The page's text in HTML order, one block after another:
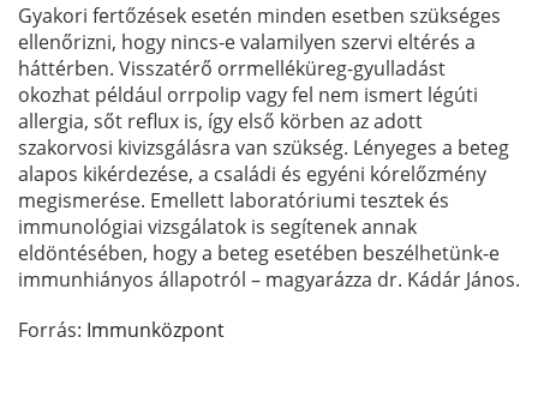
Gyakori fertőzések esetén minden esetben szükséges
ellenőrizni, hogy nincs-e valamilyen szervi eltérés a
háttérben. Visszatérő orrmelléküreg-gyulladást
okozhat például orrpolip vagy fel nem ismert légúti
allergia, sőt reflux is, így első körben az adott
szakorvosi kivizsgálásra van szükség. Lényeges a beteg
alapos kikérdezése, a családi és egyéni kórelőzmény
megismerése. Emellett laboratóriumi tesztek és
immunológiai vizsgálatok is segítenek annak
eldöntésében, hogy a beteg esetében beszélhetünk-e
immunhiányos állapotról – magyarázza dr. Kádár János.
Forrás: Immunközpont